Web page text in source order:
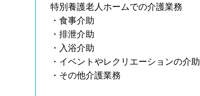
特別養護老人ホームでの介護業務
・食事介助
・排泄介助
・入浴介助
・イベントやレクリエーションの介助
・その他介護業務